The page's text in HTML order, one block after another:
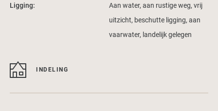
Ligging:
Aan water, aan rustige weg, vrij
uitzicht, beschutte ligging, aan
vaarwater, landelijk gelegen
INDELING